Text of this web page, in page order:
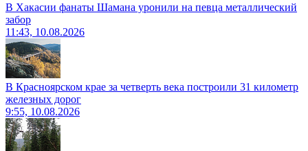
В Хакасии фанаты Шамана уронили на певца металлический
забор
11:43, 10.08.2026
В Красноярском крае за четверть века построили 31 километр
железных дорог
9:55, 10.08.2026